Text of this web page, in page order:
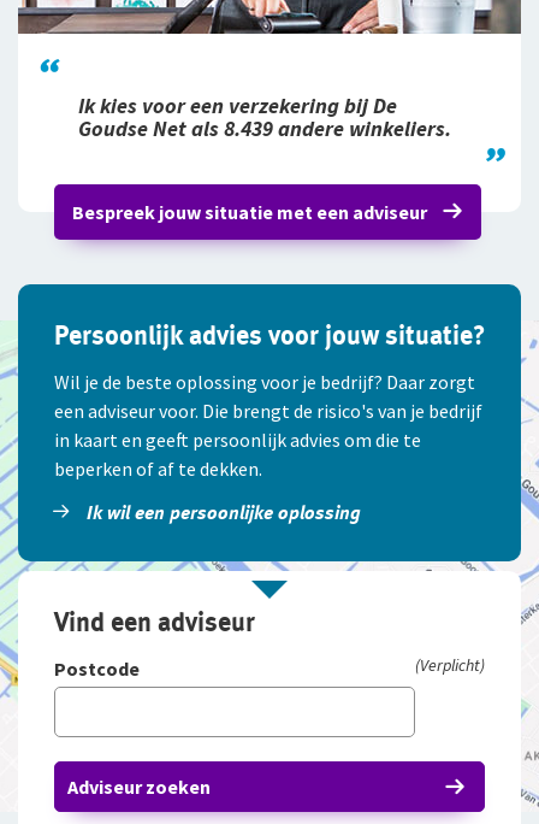
Ik kies voor een verzekering bij De
Goudse Net als 8.439 andere winkeliers.
Bespreek jouw situatie met een adviseur
Persoonlijk advies voor jouw situatie?
Wil je de beste oplossing voor je bedrijf? Daar zorgt
een adviseur voor. Die brengt de risico's van je bedrijf
in kaart en geeft persoonlijk advies om die te
beperken of af te dekken.
Ik wil een persoonlijke oplossing
Vind een adviseur
Postcode (Verplicht)
Adviseur zoeken